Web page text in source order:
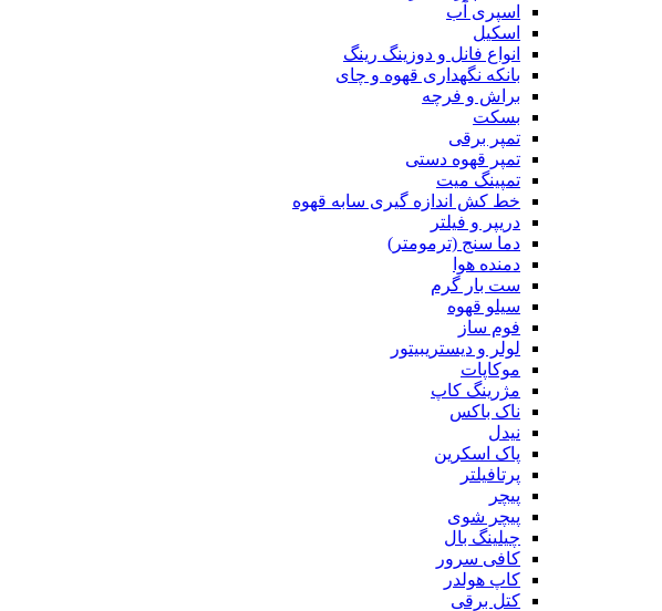
اسپری آب
اسکیل
انواع فانل و دوزینگ رینگ
بانکه نگهداری قهوه و چای
براش و فرچه
بسکت
تمپر برقی
تمپر قهوه دستی
تمپینگ میت
خط کش اندازه گیری سابه قهوه
دریپر و فیلتر
دما سنج (ترمومتر)
دمنده هوا
ست بار گرم
سیلو قهوه
فوم ساز
لولر و دیستریبیتور
موکاپات
مژرینگ کاپ
ناک باکس
نیدل
پاک اسکرین
پرتافیلتر
پیچر
پیچر شوی
چیلینگ بال
کافی سرور
کاپ هولدر
کتل برقی